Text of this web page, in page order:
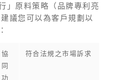
」原料策略（品牌專利亮
議您可以為客戶規劃以
協
同
功
符合法規之市場訴求